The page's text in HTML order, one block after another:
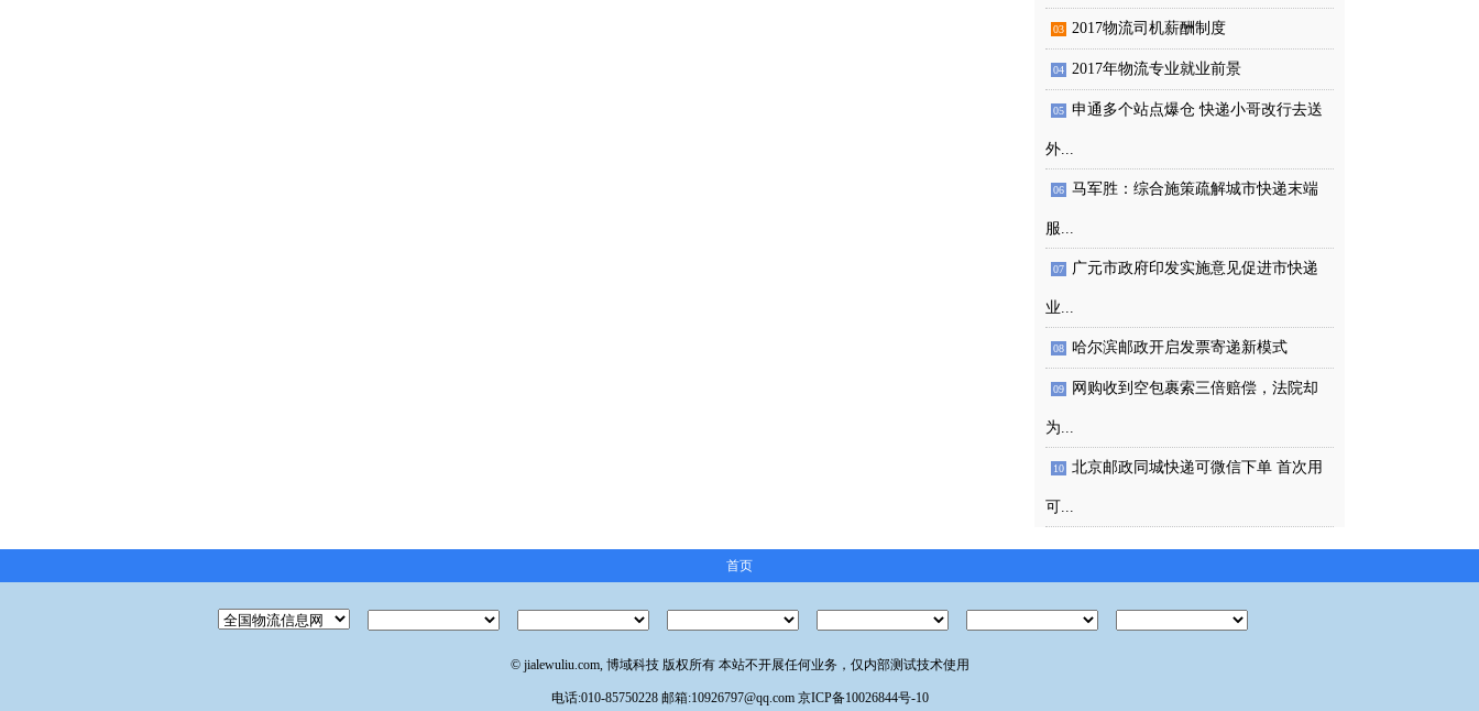
03 2017物流司机薪酬制度
04 2017年物流专业就业前景
05 申通多个站点爆仓 快递小哥改行去送
外...
06 马军胜：综合施策疏解城市快递末端
服...
07 广元市政府印发实施意见促进市快递
业...
08 哈尔滨邮政开启发票寄递新模式
09 网购收到空包裹索三倍赔偿，法院却
为...
10 北京邮政同城快递可微信下单 首次用
可...
首页
© jialewuliu.com, 博域科技 版权所有 本站不开展任何业务，仅内部测试技术使用
电话:010-85750228 邮箱:10926797@qq.com 京ICP备10026844号-10